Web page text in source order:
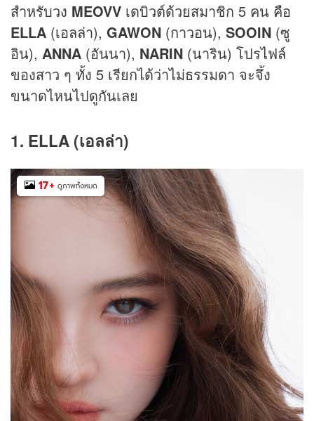
สำหรับวง MEOVV เดบิวต์ด้วยสมาชิก 5 คน คือ
ELLA (เอลล่า), GAWON (กาวอน), SOOIN (ซู
อิน), ANNA (อันนา), NARIN (นาริน) โปรไฟล์
ของสาว ๆ ทั้ง 5 เรียกได้ว่าไม่ธรรมดา จะจึ้ง
ขนาดไหนไปดูกันเลย
1. ELLA (เอลล่า)
17+ ดูภาพทั้งหมด